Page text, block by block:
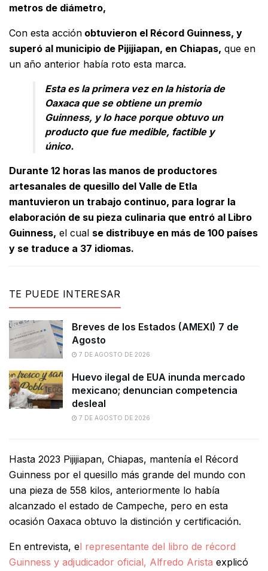
metros de diámetro,
Con esta acción obtuvieron el Récord Guinness, y
superó al municipio de Pijijiapan, en Chiapas, que en
un año anterior había roto esta marca.
Esta es la primera vez en la historia de
Oaxaca que se obtiene un premio
Guinness, y lo hace porque obtuvo un
producto que fue medible, factible y
único.
Durante 12 horas las manos de productores
artesanales de quesillo del Valle de Etla
mantuvieron un trabajo continuo, para lograr la
elaboración de su pieza culinaria que entró al Libro
Guinness, el cual se distribuye en más de 100 países
y se traduce a 37 idiomas.
TE PUEDE INTERESAR
Breves de los Estados (AMEXI) 7 de
Agosto
7 DE AGOSTO DE 2026
Huevo ilegal de EUA inunda mercado
mexicano; denuncian competencia
desleal
7 DE AGOSTO DE 2026
Hasta 2023 Pijijiapan, Chiapas, mantenía el Récord
Guinness por el quesillo más grande del mundo con
una pieza de 558 kilos, anteriormente lo había
alcanzado el estado de Campeche, pero en esta
ocasión Oaxaca obtuvo la distinción y certificación.
En entrevista, el representante del libro de récord
Guinness y adjudicador oficial, Alfredo Arista explicó